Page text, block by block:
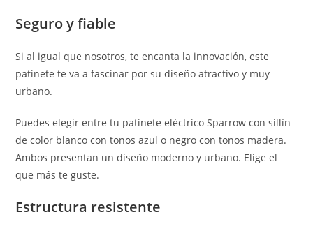
Seguro y fiable
Si al igual que nosotros, te encanta la innovación, este
patinete te va a fascinar por su diseño atractivo y muy
urbano.
Puedes elegir entre tu patinete eléctrico Sparrow con sillín
de color blanco con tonos azul o negro con tonos madera.
Ambos presentan un diseño moderno y urbano. Elige el
que más te guste.
Estructura resistente